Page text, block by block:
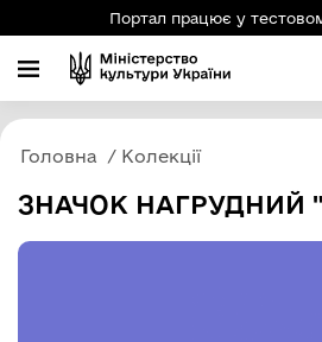
Портал працює у
Головна Колекції
ЗНАЧОК НАГРУДНИЙ